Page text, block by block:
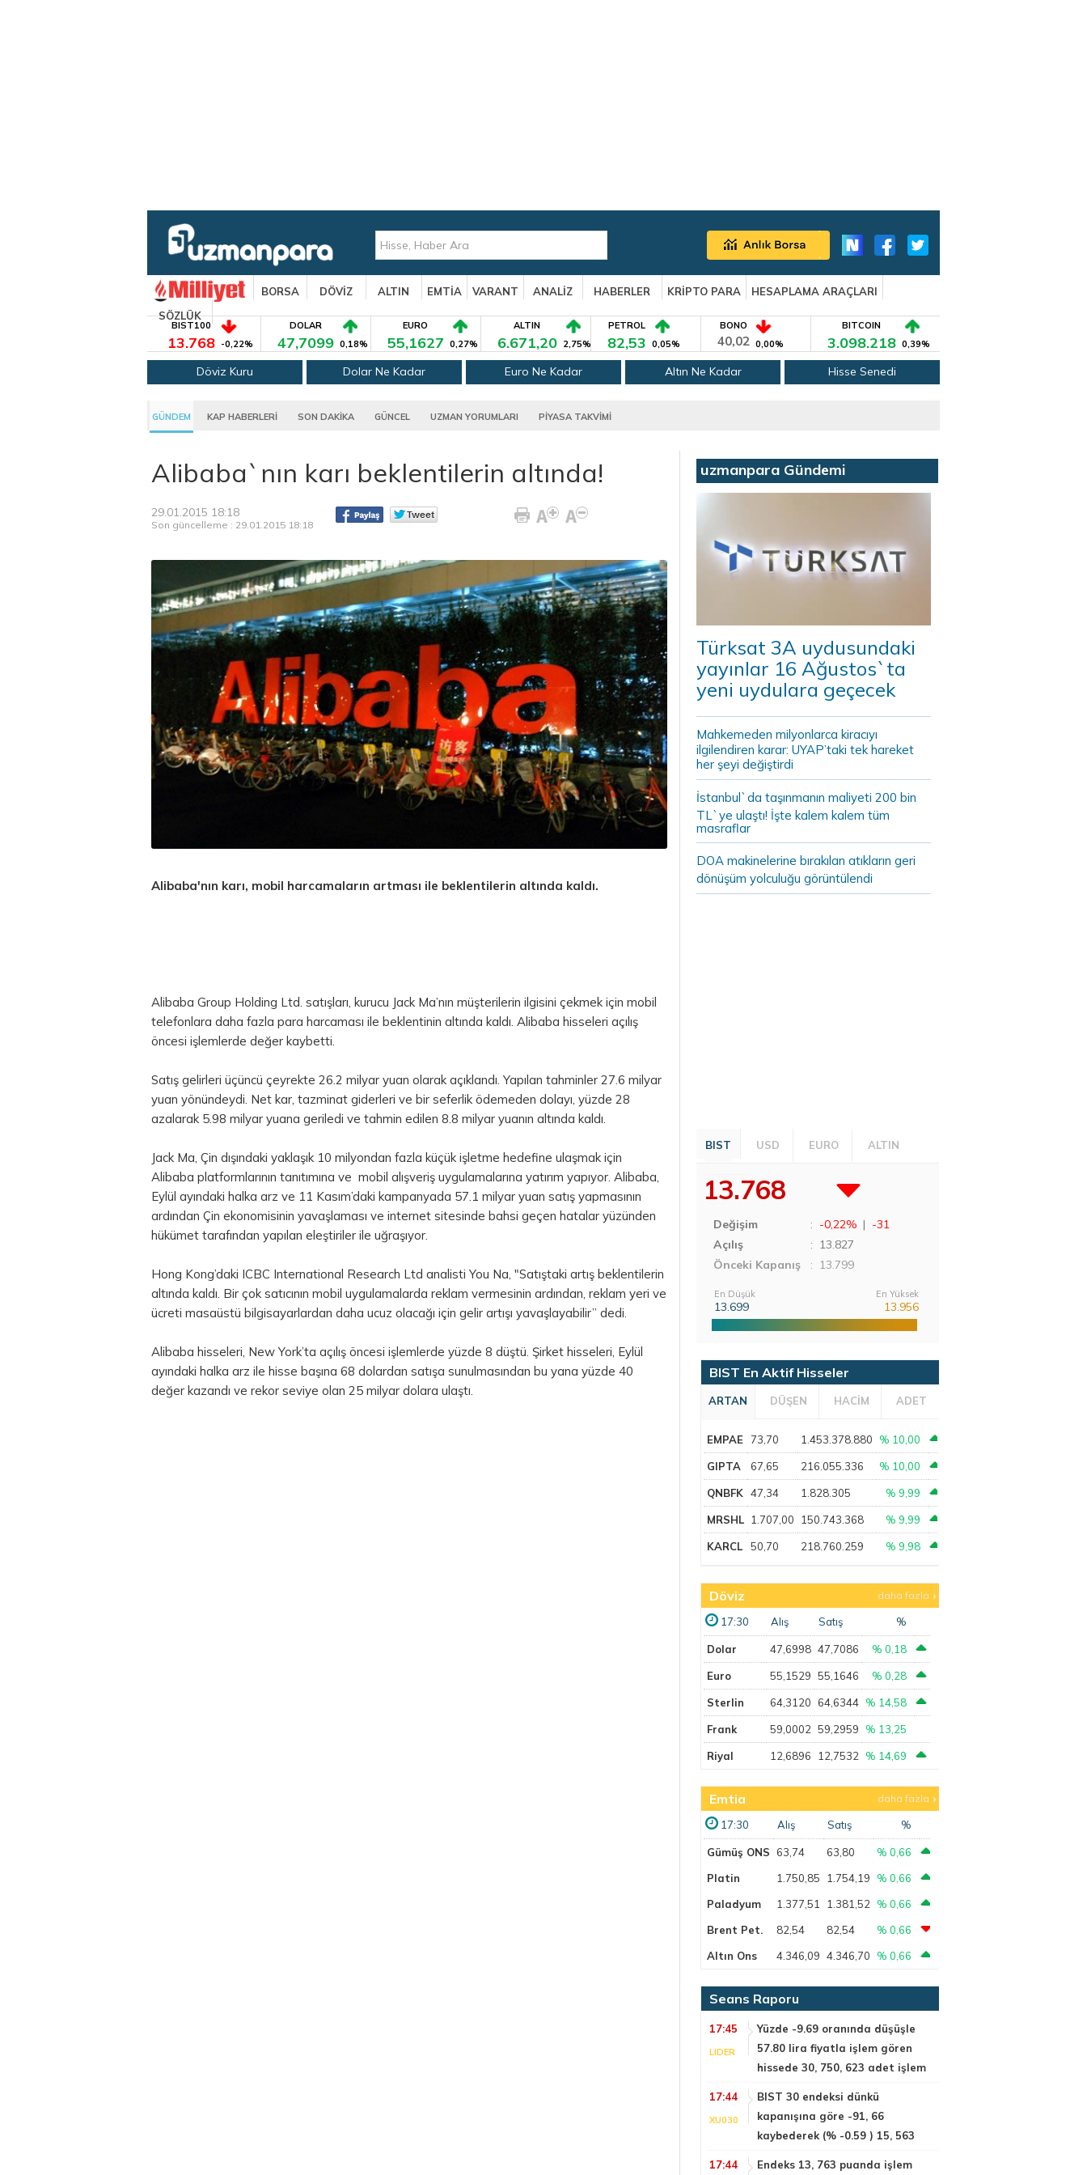
BORSA DÖVİZ ALTIN EMTİA VARANT ANALİZ HABERLER KRİPTO PARA
HESAPLAMA ARAÇLARI
SÖZLÜK
BIST100
13.768 -0,22%
DOLAR
47,7099 0,18%
EURO
55,1627 0,27%
ALTIN
6.671,20 2,75%
PETROL
82,53 0,05%
BONO
40,02 0,00%
BITCOIN
3.098.218 0,39%
Döviz Kuru Dolar Ne Kadar Euro Ne Kadar Altın Ne Kadar Hisse Senedi
GÜNDEM KAP HABERLERİ SON DAKİKA GÜNCEL UZMAN YORUMLARI PİYASA TAKVİMİ
Alibaba`nın karı beklentilerin altında!
29.01.2015 18:18
Son güncelleme : 29.01.2015 18:18
Alibaba'nın karı, mobil harcamaların artması ile beklentilerin altında kaldı.
Alibaba Group Holding Ltd. satışları, kurucu Jack Ma’nın müşterilerin ilgisini çekmek için mobil
telefonlara daha fazla para harcaması ile beklentinin altında kaldı. Alibaba hisseleri açılış
öncesi işlemlerde değer kaybetti.
Satış gelirleri üçüncü çeyrekte 26.2 milyar yuan olarak açıklandı. Yapılan tahminler 27.6 milyar
yuan yönündeydi. Net kar, tazminat giderleri ve bir seferlik ödemeden dolayı, yüzde 28
azalarak 5.98 milyar yuana geriledi ve tahmin edilen 8.8 milyar yuanın altında kaldı.
Jack Ma, Çin dışındaki yaklaşık 10 milyondan fazla küçük işletme hedefine ulaşmak için
Alibaba platformlarının tanıtımına ve mobil alışveriş uygulamalarına yatırım yapıyor. Alibaba,
Eylül ayındaki halka arz ve 11 Kasım’daki kampanyada 57.1 milyar yuan satış yapmasının
ardından Çin ekonomisinin yavaşlaması ve internet sitesinde bahsi geçen hatalar yüzünden
hükümet tarafından yapılan eleştiriler ile uğraşıyor.
Hong Kong’daki ICBC International Research Ltd analisti You Na, "Satıştaki artış beklentilerin
altında kaldı. Bir çok satıcının mobil uygulamalarda reklam vermesinin ardından, reklam yeri ve
ücreti masaüstü bilgisayarlardan daha ucuz olacağı için gelir artışı yavaşlayabilir” dedi.
Alibaba hisseleri, New York’ta açılış öncesi işlemlerde yüzde 8 düştü. Şirket hisseleri, Eylül
ayındaki halka arz ile hisse başına 68 dolardan satışa sunulmasından bu yana yüzde 40
değer kazandı ve rekor seviye olan 25 milyar dolara ulaştı.
uzmanpara Gündemi
Türksat 3A uydusundaki
yayınlar 16 Ağustos`ta
yeni uydulara geçecek
Mahkemeden milyonlarca kiracıyı
ilgilendiren karar: UYAP’taki tek hareket
her şeyi değiştirdi
İstanbul`da taşınmanın maliyeti 200 bin
TL`ye ulaştı! İşte kalem kalem tüm
masraflar
DOA makinelerine bırakılan atıkların geri
dönüşüm yolculuğu görüntülendi
BIST USD EURO ALTIN
13.768
Değişim : -0,22% | -31
Açılış
: 13.827
Önceki Kapanış
: 13.799
En Düşük
13.699
En Yüksek
13.956
BIST En Aktif Hisseler
ARTAN DÜŞEN HACİM ADET
EMPAE 73,70 1.453.378.880 % 10,00
GIPTA 67,65 216.055.336 % 10,00
QNBFK 47,34 1.828.305 % 9,99
MRSHL 1.707,00 150.743.368 % 9,99
KARCL 50,70 218.760.259 % 9,98
Döviz daha fazla
17:30 Alış Satış %
Dolar 47,6998 47,7086 % 0,18
Euro 55,1529 55,1646 % 0,28
Sterlin 64,3120 64,6344 % 14,58
Frank 59,0002 59,2959 % 13,25
Riyal 12,6896 12,7532 % 14,69
Emtia daha fazla
17:30 Alış Satış %
Gümüş ONS 63,74 63,80
% 0,66
Platin
1.750,85 1.754,19
% 0,66
Paladyum
1.377,51 1.381,52
% 0,66
Brent Pet.
82,54 82,54
% 0,66
Altın Ons
4.346,09 4.346,70 % 0,66
Seans Raporu
17:45
LIDER
Yüzde -9.69 oranında düşüşle
57.80 lira fiyatla işlem gören
hissede 30, 750, 623 adet işlem
17:44
XU030
BIST 30 endeksi dünkü
kapanışına göre -91, 66
kaybederek (% -0.59 ) 15, 563
17:44
Endeks 13, 763 puanda işlem